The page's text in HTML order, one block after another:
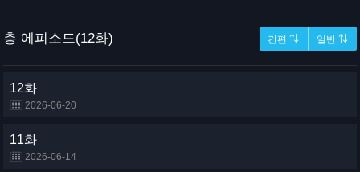
총 에피소드(12화) 간편 ⇅ 일반 ⇅
12화
2026-06-20
11화
2026-06-14